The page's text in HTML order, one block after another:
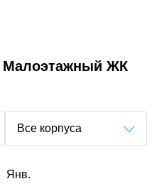
Малоэтажный ЖК
Все корпуса
Янв.